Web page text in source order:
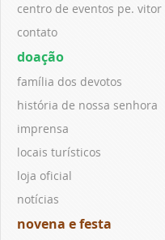
centro de eventos pe. vitor
contato
doação
família dos devotos
história de nossa senhora
imprensa
locais turísticos
loja oficial
notícias
novena e festa